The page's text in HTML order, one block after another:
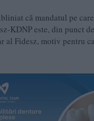
că mandatul pe
KDNP este, din punct
al Fidesz, motiv pentru